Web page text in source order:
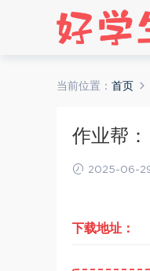
当前位置： 首页
作业帮
2025-06-
下载地址：